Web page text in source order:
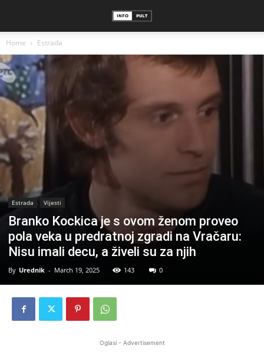
Home Estrada
Estrada Vijesti
Branko Kockica je s ovom ženom proveo
pola veka u predratnoj zgradi na Vračaru:
Nisu imali decu, a živeli su za njih
By Urednik - March 19, 2025 143 0
Oglasi - Advertisement